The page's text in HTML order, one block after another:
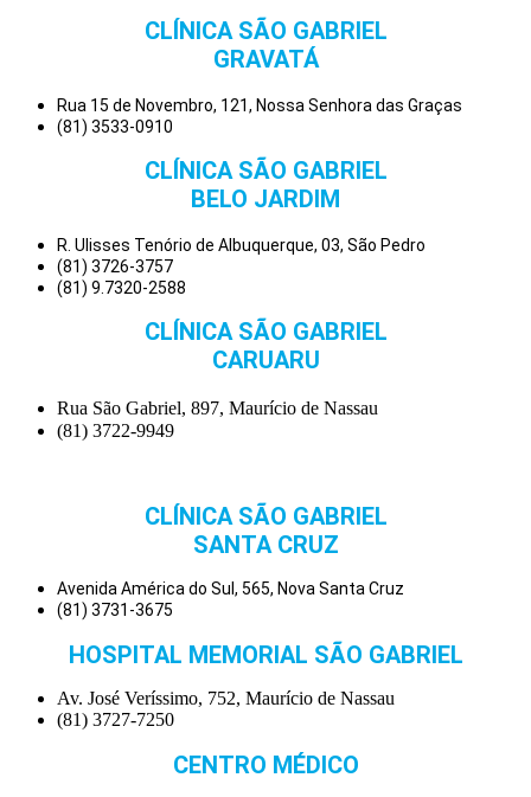
CLÍNICA SÃO GABRIEL
GRAVATÁ
Rua 15 de Novembro, 121, Nossa Senhora das Graças
(81) 3533-0910
CLÍNICA SÃO GABRIEL
BELO JARDIM
R. Ulisses Tenório de Albuquerque, 03, São Pedro
(81) 3726-3757
(81) 9.7320-2588
CLÍNICA SÃO GABRIEL
CARUARU
Rua São Gabriel, 897, Maurício de Nassau
(81) 3722-9949
CLÍNICA SÃO GABRIEL
SANTA CRUZ
Avenida América do Sul, 565, Nova Santa Cruz
(81) 3731-3675
HOSPITAL MEMORIAL SÃO GABRIEL
Av. José Veríssimo, 752, Maurício de Nassau
(81) 3727-7250
CENTRO MÉDICO